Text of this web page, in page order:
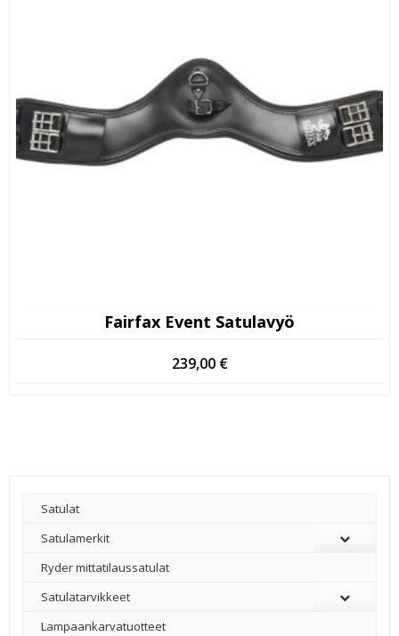
Fairfax Event Satulavyö
239,00 €
Satulat
Satulamerkit
Ryder mittatilaussatulat
Satulatarvikkeet
–
Lampaankarvatuotteet